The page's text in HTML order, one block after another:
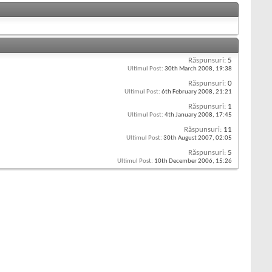
Răspunsuri: 5
Ultimul Post: 30th March 2008, 19:38
Răspunsuri: 0
Ultimul Post: 6th February 2008, 21:21
Răspunsuri: 1
Ultimul Post: 4th January 2008, 17:45
Răspunsuri: 11
Ultimul Post: 30th August 2007, 02:05
Răspunsuri: 5
Ultimul Post: 10th December 2006, 15:26